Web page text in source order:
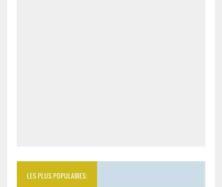
LES PLUS POPULAIRES: